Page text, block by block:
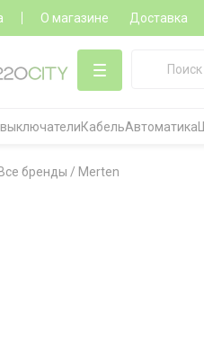
О магазине Доставка
КабельАвтоматика
Все бренды / Merten